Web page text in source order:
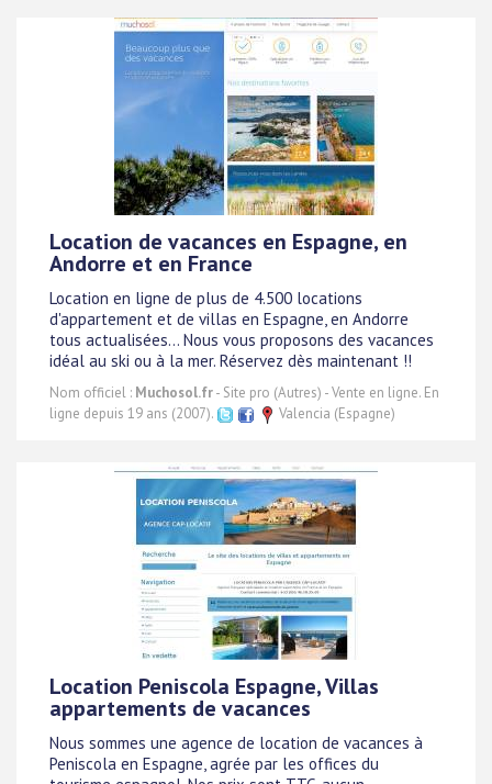
Location de vacances en Espagne, en
Andorre et en France
Location en ligne de plus de 4.500 locations
d'appartement et de villas en Espagne, en Andorre
tous actualisées... Nous vous proposons des vacances
idéal au ski ou à la mer. Réservez dès maintenant !!
Nom officiel : Muchosol.fr- Site pro (Autres) - Vente en ligne. En
ligne depuis 19 ans (2007).
Valencia (Espagne)
Location Peniscola Espagne, Villas
appartements de vacances
Nous sommes une agence de location de vacances à
Peniscola en Espagne, agrée par les offices du